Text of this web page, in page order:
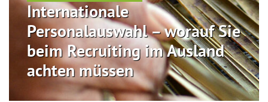
Internationale
Personalauswahl – worauf Sie
beim Recruiting im Ausland
achten müssen